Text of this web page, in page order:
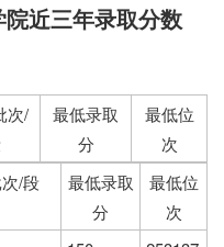
近三年录取分数
次/
最低录取
分
最低位
次
/段
最低录取
分
最低位
次